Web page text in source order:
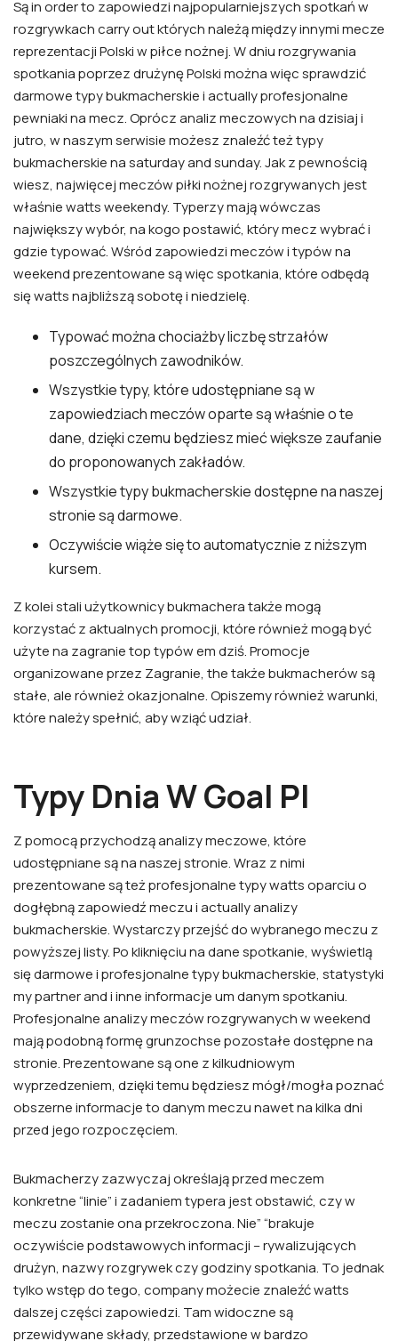
Są in order to zapowiedzi najpopularniejszych spotkań w
rozgrywkach carry out których należą między innymi mecze
reprezentacji Polski w piłce nożnej. W dniu rozgrywania
spotkania poprzez drużynę Polski można więc sprawdzić
darmowe typy bukmacherskie i actually profesjonalne
pewniaki na mecz. Oprócz analiz meczowych na dzisiaj i
jutro, w naszym serwisie możesz znaleźć też typy
bukmacherskie na saturday and sunday. Jak z pewnością
wiesz, najwięcej meczów piłki nożnej rozgrywanych jest
właśnie watts weekendy. Typerzy mają wówczas
największy wybór, na kogo postawić, który mecz wybrać i
gdzie typować. Wśród zapowiedzi meczów i typów na
weekend prezentowane są więc spotkania, które odbędą
się watts najbliższą sobotę i niedzielę.
Typować można chociażby liczbę strzałów
poszczególnych zawodników.
Wszystkie typy, które udostępniane są w
zapowiedziach meczów oparte są właśnie o te
dane, dzięki czemu będziesz mieć większe zaufanie
do proponowanych zakładów.
Wszystkie typy bukmacherskie dostępne na naszej
stronie są darmowe.
Oczywiście wiąże się to automatycznie z niższym
kursem.
Z kolei stali użytkownicy bukmachera także mogą
korzystać z aktualnych promocji, które również mogą być
użyte na zagranie top typów em dziś. Promocje
organizowane przez Zagranie, the także bukmacherów są
stałe, ale również okazjonalne. Opiszemy również warunki,
które należy spełnić, aby wziąć udział.
Typy Dnia W Goal Pl
Z pomocą przychodzą analizy meczowe, które
udostępniane są na naszej stronie. Wraz z nimi
prezentowane są też profesjonalne typy watts oparciu o
dogłębną zapowiedź meczu i actually analizy
bukmacherskie. Wystarczy przejść do wybranego meczu z
powyższej listy. Po kliknięciu na dane spotkanie, wyświetlą
się darmowe i profesjonalne typy bukmacherskie, statystyki
my partner and i inne informacje um danym spotkaniu.
Profesjonalne analizy meczów rozgrywanych w weekend
mają podobną formę grunzochse pozostałe dostępne na
stronie. Prezentowane są one z kilkudniowym
wyprzedzeniem, dzięki temu będziesz mógł/mogła poznać
obszerne informacje to danym meczu nawet na kilka dni
przed jego rozpoczęciem.
Bukmacherzy zazwyczaj określają przed meczem
konkretne “linie” i zadaniem typera jest obstawić, czy w
meczu zostanie ona przekroczona. Nie” “brakuje
oczywiście podstawowych informacji – rywalizujących
drużyn, nazwy rozgrywek czy godziny spotkania. To jednak
tylko wstęp do tego, company możecie znaleźć watts
dalszej części zapowiedzi. Tam widoczne są
przewidywane składy, przedstawione w bardzo